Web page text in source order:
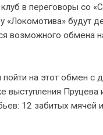
в переговоры со
«Локомотива» будут
возможного обмена
на этот обмен с
выступления
12 забитых мячей